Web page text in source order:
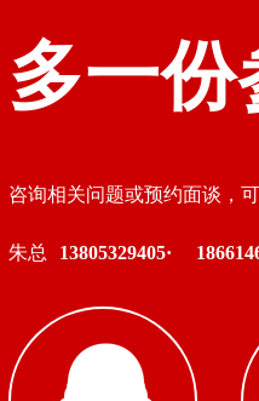
多一
咨询相关问题或预约面谈，
朱总 13805329405·